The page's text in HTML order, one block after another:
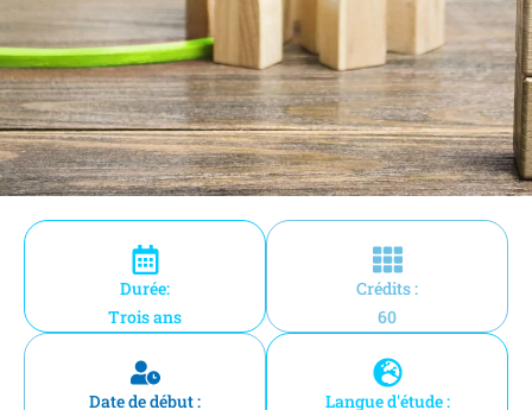
Durée:
Trois ans
Crédits :
60
Date de début :
Langue d'étude :